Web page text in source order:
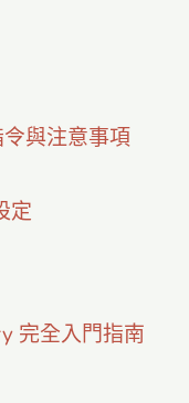
與注意事項
定
完全入門指南